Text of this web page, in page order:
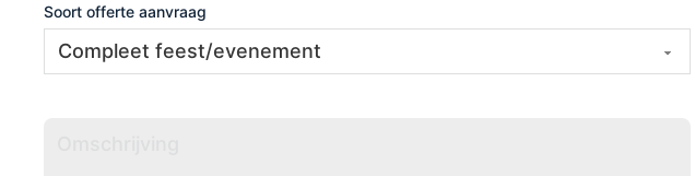
Soort offerte aanvraag